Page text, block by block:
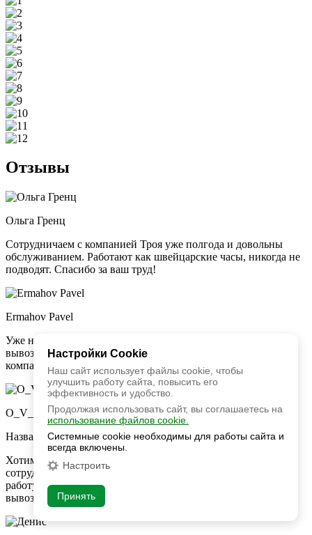
Отзывы
Ольга Гренц
Сотрудничаем с компанией Троя уже полгода и довольны
обслуживанием. Работают как швейцарские часы, никогда не
подводят. Спасибо за ваш труд!
Ermahov Pavel
Уже не в первый раз обращаюсь в эту компанию за услугами
вывоза снега. Достойный сервис! Побольше бы таких
компаний как в Видном 🙂
O_V_K
Название компании
Хотим выразить огромную благодарность вам и вашим
сотрудникам за ваш неоценимый труд! Вы делаете нашу
работу чистой в чем нуждается наше производство. За
вывозом отходов только к вам!
Настройки Cookie
Наш сайт использует файлы cookie, чтобы
улучшить работу сайта, повысить его
эффективность и удобство.
Продолжая использовать сайт, вы соглашаетесь на
использование файлов cookie.
Системные cookie необходимы для работы сайта и
всегда включены.
Настроить
Принять